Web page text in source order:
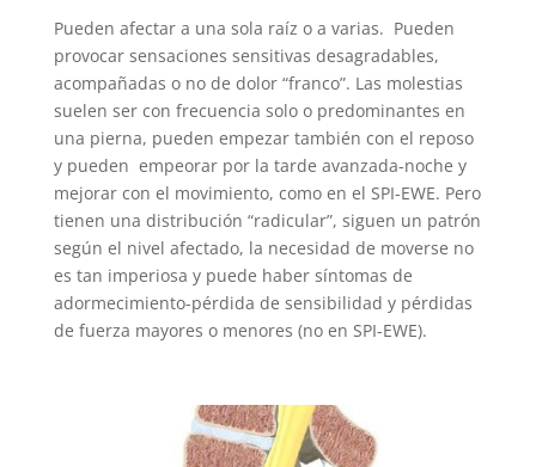
Pueden afectar a una sola raíz o a varias. Pueden
provocar sensaciones sensitivas desagradables,
acompañadas o no de dolor “franco”. Las molestias
suelen ser con frecuencia solo o predominantes en
una pierna, pueden empezar también con el reposo
y pueden empeorar por la tarde avanzada-noche y
mejorar con el movimiento, como en el SPI-EWE. Pero
tienen una distribución “radicular”, siguen un patrón
según el nivel afectado, la necesidad de moverse no
es tan imperiosa y puede haber síntomas de
adormecimiento-pérdida de sensibilidad y pérdidas
de fuerza mayores o menores (no en SPI-EWE).